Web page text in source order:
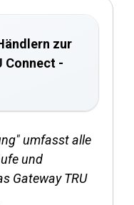
zur
Connect -
umfasst alle
und
Gateway TRU